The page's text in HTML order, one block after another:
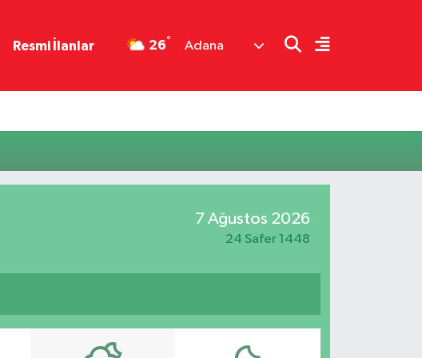
Resmi İlanlar 26° Adana
7 Ağustos 2026
24 Safer 1448